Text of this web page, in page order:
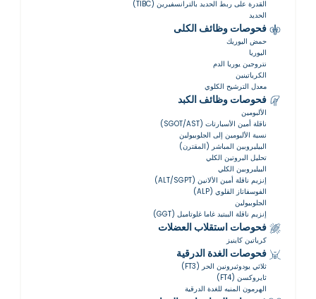
القدرة على ربط الحديد بالترانسفيرين (TIBC)
الحديد
فحوصات وظائف الكلى
حمض اليوريك
اليوريا
نتروجين يوريا الدم
الكرياتينين
معدل الترشيح الكلوي
فحوصات وظائف الكبد
الألبومين
ناقلة أمين الأسبارتات (SGOT/AST)
نسبة الألبومين إلى الجلوبيولين
البيليروبين المباشر (المقترن)
تحليل البروتين الكلي
البيليروبين الكلي
إنزيم ناقلة أمين الألانين (ALT/SGPT)
الفوسفاتاز القلوي (ALP)
الجلوبيولين
إنزيم ناقلة الببتيد غاما غلوتاميل (GGT)
فحوصات استقلاب العضلات
كرياتين كاينيز
فحوصات الغدة الدرقية
ثلاثي يودوثيرونين الحر (FT3)
ثايروكسن (FT4)
الهرمون المنبه للغدة الدرقية